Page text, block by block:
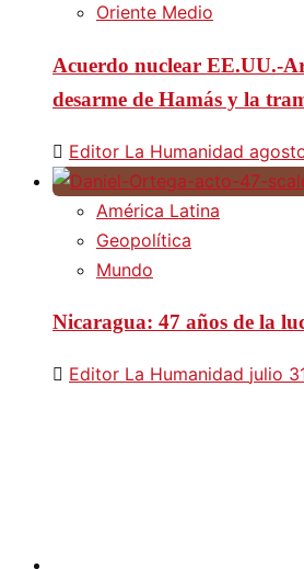
Oriente Medio
Acuerdo nuclear EE.UU.-
desarme de Hamás y la
Editor La Humanidad
América Latina
Geopolítica
Mundo
Nicaragua: 47 años de la
Editor La Humanidad julio